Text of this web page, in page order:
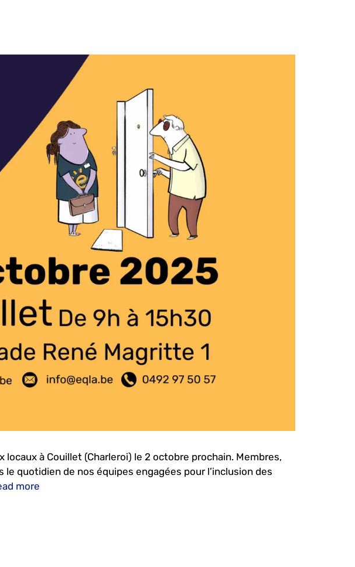
à Couillet (Charleroi) le 2 octobre prochain. Membres,
quotidien de nos équipes engagées pour l’inclusion des
more